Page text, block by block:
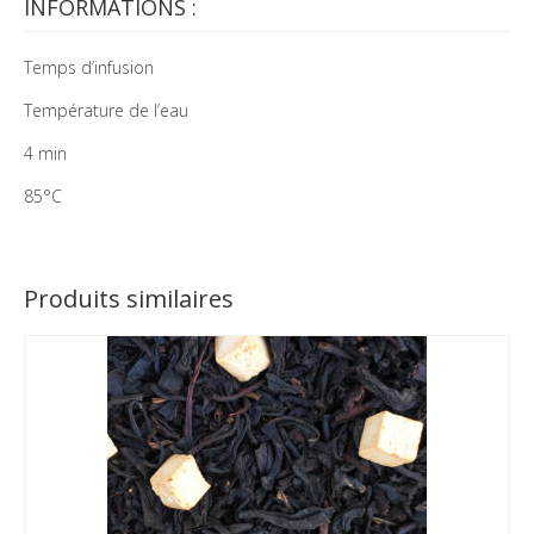
INFORMATIONS :
Temps d’infusion
Température de l’eau
4 min
85°C
Produits similaires